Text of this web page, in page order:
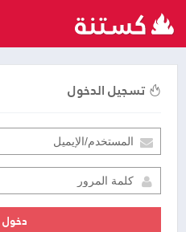
تسجيل الدخول
دخول